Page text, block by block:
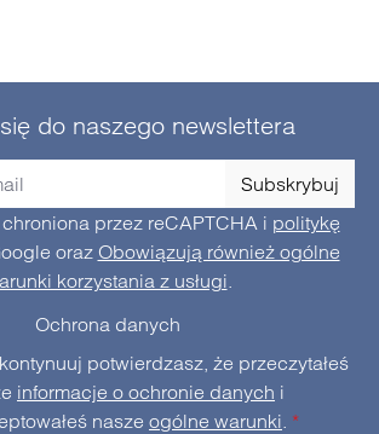
do naszego newslettera
Subskrybuj
przez reCAPTCHA i politykę
oraz Obowiązują również ogólne
korzystania z usługi.
Ochrona danych
potwierdzasz, że przeczytałeś
informacje o ochronie danych i
nasze ogólne warunki. *